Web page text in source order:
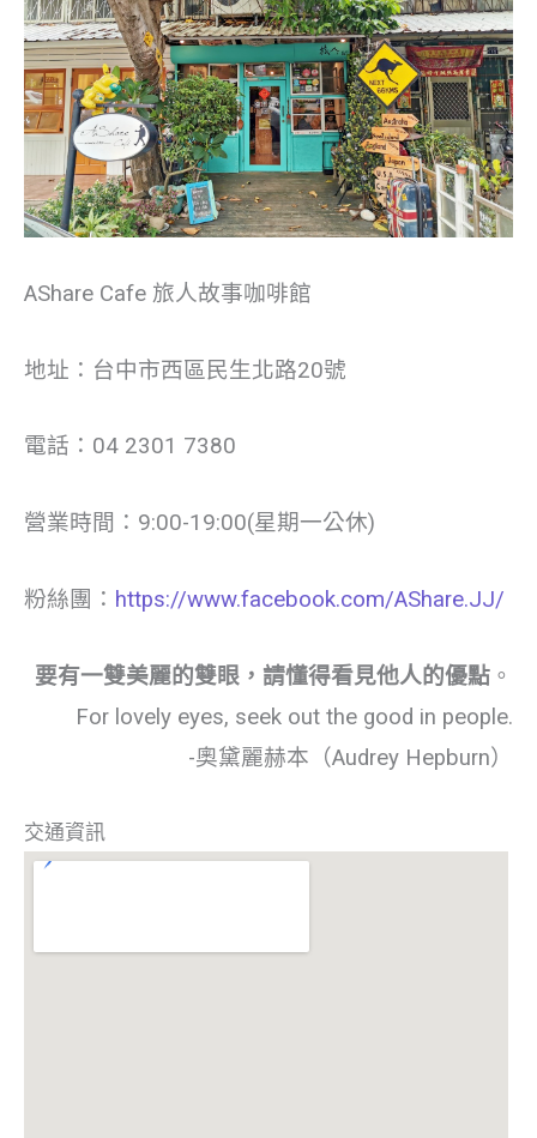
AShare Cafe 旅人故事咖啡館
地址：台中市西區民生北路20號
電話：04 2301 7380
營業時間：9:00-19:00(星期一公休)
粉絲團： https://www.facebook.com/AShare.JJ/
要有一雙美麗的雙眼，請懂得看見他人的優點 。
For lovely eyes, seek out the good in people.
-奧黛麗赫本（Audrey Hepburn）
交通資訊